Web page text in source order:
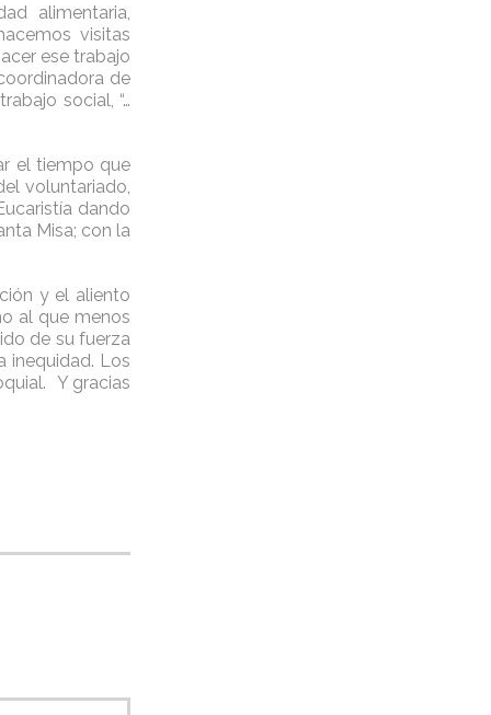
alimentaria,
visitas
ese trabajo
de
social, “…
el tiempo que
voluntariado,
dando
Misa; con la
y el aliento
al que menos
de su fuerza
inequidad. Los
Y gracias